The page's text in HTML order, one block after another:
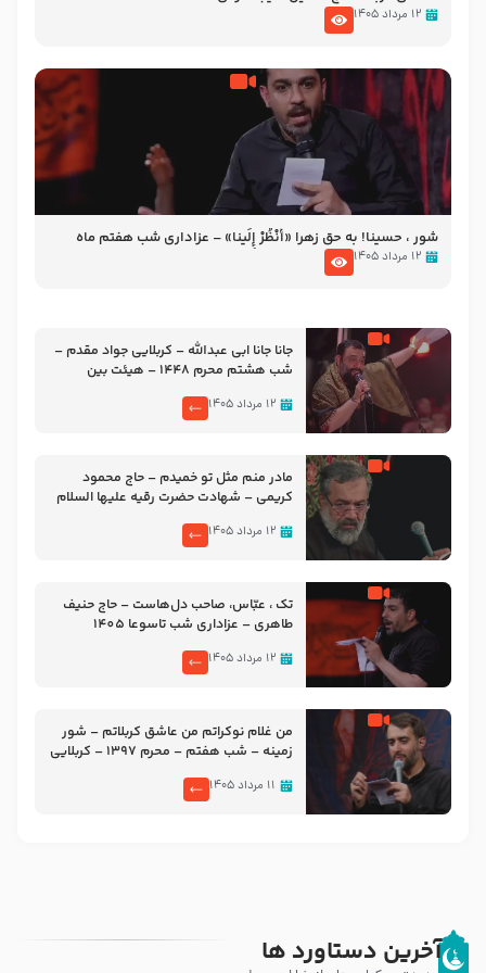
۱۲ مرداد ۱۴۰۵
شور ، حسینا! به‌ حق زهرا «أُنْظُرْ إِلَینا» – عزاداری شب هفتم ماه
محرّم 1405
۱۲ مرداد ۱۴۰۵
جانا جانا ابی عبدالله – کربلایی جواد مقدم –
شب هشتم محرم 1448 – هیئت بین
۱۲ مرداد ۱۴۰۵
مادر منم مثل تو خمیدم – حاج محمود
کریمی – شهادت حضرت رقیه علیها السلام
۱۲ مرداد ۱۴۰۵
تک ، عبّاس، صاحب دل‌هاست – حاج حنیف
طاهری – عزاداری شب تاسوعا 1405
۱۲ مرداد ۱۴۰۵
من غلام نوکراتم من عاشق کربلاتم – شور
زمینه – شب هفتم – محرم 1397 – کربلایی
۱۱ مرداد ۱۴۰۵
آخرین دستاورد ها